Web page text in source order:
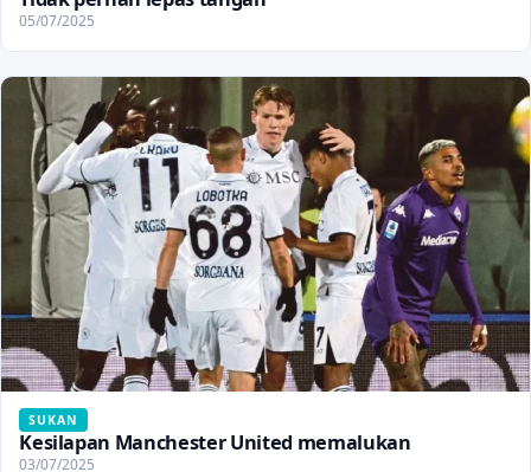
05/07/2025
SUKAN
Kesilapan Manchester United memalukan
03/07/2025